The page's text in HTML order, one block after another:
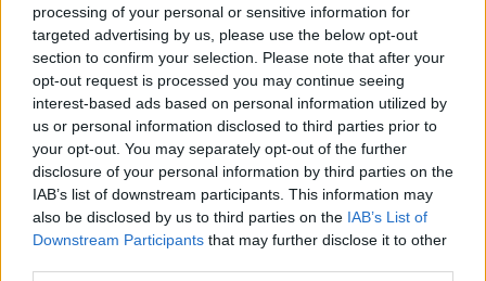
processing of your personal or sensitive information for
targeted advertising by us, please use the below opt-out
section to confirm your selection. Please note that after your
opt-out request is processed you may continue seeing
interest-based ads based on personal information utilized by
us or personal information disclosed to third parties prior to
your opt-out. You may separately opt-out of the further
disclosure of your personal information by third parties on the
IAB’s list of downstream participants. This information may
also be disclosed by us to third parties on the IAB’s List of
Downstream Participants that may further disclose it to other
SMASH by Meló-Diák: Homok, zene és a nyár legjobb
hangulata – Jön a második forduló! (X)
Július végén folytatódik a balatoni strandröplabda-
sorozat.
Címkék: #xbox #game pass #microsoft